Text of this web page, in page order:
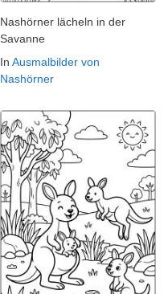
Nashörner lächeln in der
Savanne
In Ausmalbilder von
Nashörner